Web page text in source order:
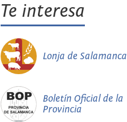
Te interesa
Lonja de Salamanca
Boletín Oficial de la
Provincia